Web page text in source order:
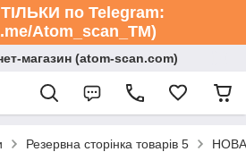
по Telegram:
Atom_scan_TM)
магазин (atom-scan.com)
Резервна сторінка товарів 5 НОВА